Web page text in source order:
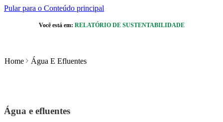
Pular para o Conteúdo principal
Você está em: RELATÓRIO DE SUSTENTABILIDADE
Home Água E Efluentes
Água e efluentes